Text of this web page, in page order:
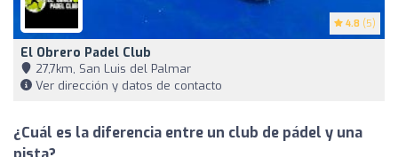
4.8 (5)
El Obrero Padel Club
27,7km, San Luis del Palmar
Ver dirección y datos de contacto
¿Cuál es la diferencia entre un club de pádel y una